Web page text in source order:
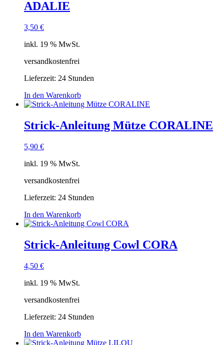
ADALIE
3,50 €
inkl. 19 % MwSt.
versandkostenfrei
Lieferzeit: 24 Stunden
In den Warenkorb
Strick-Anleitung Mütze CORALINE
5,90 €
inkl. 19 % MwSt.
versandkostenfrei
Lieferzeit: 24 Stunden
In den Warenkorb
Strick-Anleitung Cowl CORA
4,50 €
inkl. 19 % MwSt.
versandkostenfrei
Lieferzeit: 24 Stunden
In den Warenkorb